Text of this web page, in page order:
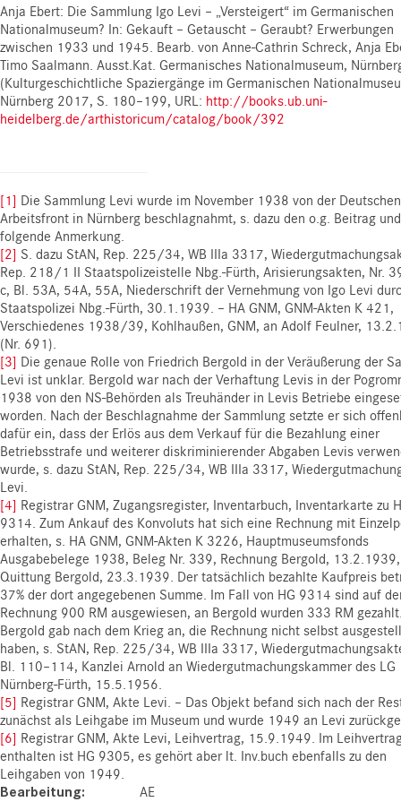
Anja Ebert: Die Sammlung Igo Levi – „Versteigert“ im Germanischen
Nationalmuseum? In: Gekauft – Getauscht – Geraubt? Erwerbungen
zwischen 1933 und 1945. Bearb. von Anne-Cathrin Schreck, Anja
Timo Saalmann. Ausst.Kat. Germanisches Nationalmuseum,
(Kulturgeschichtliche Spaziergänge im Germanischen
Nürnberg 2017, S. 180–199, URL: http://books.ub.uni-
heidelberg.de/arthistoricum/catalog/book/392
[1] Die Sammlung Levi wurde im November 1938 von der Deutschen
Arbeitsfront in Nürnberg beschlagnahmt, s. dazu den o.g. Beitrag
folgende Anmerkung.
[2] S. dazu StAN, Rep. 225/34, WB IIIa 3317,
Rep. 218/1 II Staatspolizeistelle Nbg.-Fürth, Arisierungsakten, Nr.
c, Bl. 53A, 54A, 55A, Niederschrift der Vernehmung von Igo Levi
Staatspolizei Nbg.-Fürth, 30.1.1939. – HA GNM, GNM-Akten K 421,
Verschiedenes 1938/39, Kohlhaußen, GNM, an Adolf Feulner,
(Nr. 691).
[3] Die genaue Rolle von Friedrich Bergold in der Veräußerung der
Levi ist unklar. Bergold war nach der Verhaftung Levis in der
1938 von den NS-Behörden als Treuhänder in Levis Betriebe
worden. Nach der Beschlagnahme der Sammlung setzte er sich
dafür ein, dass der Erlös aus dem Verkauf für die Bezahlung einer
Betriebsstrafe und weiterer diskriminierender Abgaben Levis
wurde, s. dazu StAN, Rep. 225/34, WB IIIa 3317,
Levi.
[4] Registrar GNM, Zugangsregister, Inventarbuch, Inventarkarte zu
9314. Zum Ankauf des Konvoluts hat sich eine Rechnung mit
erhalten, s. HA GNM, GNM-Akten K 3226, Hauptmuseumsfonds
Ausgabebelege 1938, Beleg Nr. 339, Rechnung Bergold, 13.2.1939,
Quittung Bergold, 23.3.1939. Der tatsächlich bezahlte Kaufpreis
37% der dort angegebenen Summe. Im Fall von HG 9314 sind auf
Rechnung 900 RM ausgewiesen, an Bergold wurden 333 RM
Bergold gab nach dem Krieg an, die Rechnung nicht selbst
haben, s. StAN, Rep. 225/34, WB IIIa 3317,
Bl. 110–114, Kanzlei Arnold an Wiedergutmachungskammer des LG
Nürnberg-Fürth, 15.5.1956.
[5] Registrar GNM, Akte Levi. – Das Objekt befand sich nach der
zunächst als Leihgabe im Museum und wurde 1949 an Levi
[6] Registrar GNM, Akte Levi, Leihvertrag, 15.9.1949. Im
enthalten ist HG 9305, es gehört aber lt. Inv.buch ebenfalls zu den
Leihgaben von 1949.
Bearbeitung AE